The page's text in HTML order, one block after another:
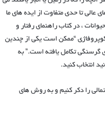
عالی تا حدی متفاوت از ایده های ما
، در کتاب راهنمای رفتار و
“ممکن است یکی از چندین
گرسنگی تکامل یافته است.” به
انتخاب کنید.
را دکر کنیم و به روش های